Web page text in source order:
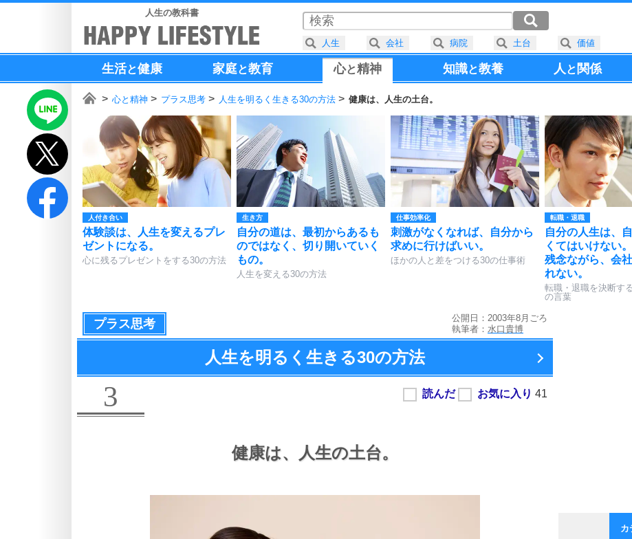
人生の教科書
生活と健康 家庭と教育 心と精神 知識と教養 人と 関係
心と精神 プラス思考 人生を明るく生きる30の方法 健康は、人生の土台。
人付き合い
体験談は、人生を変えるプレ
ゼントになる。
心に残るプレゼントをする30の方法
生き方
自分の道は、最初からあるも
のではなく、切り開いていく
もの。
人生を変える30の方法
仕事効率化
刺激がなくなれば、自分から
求めに行けばいい。
ほかの人と差をつける30の仕事術
転職・退職
自分の人生は、
くてはいけない。
残念ながら、会
れない。
転職・退職を決断す
の言葉
プラス思考
公開日：2003年8月ごろ
執筆者： 水口貴博
人生を明るく生きる30の方法
3
健康は、 人生の土台。
カ
人生 会社 病院 土台 価値